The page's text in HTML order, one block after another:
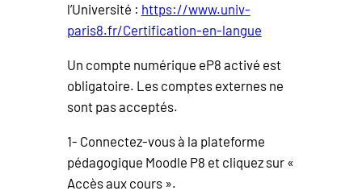
l’Université : https://www.univ-
paris8.fr/Certification-en-langue
Un compte numérique eP8 activé est
obligatoire. Les comptes externes ne
sont pas acceptés.
1- Connectez-vous à la plateforme
pédagogique Moodle P8 et cliquez sur «
Accès aux cours ».